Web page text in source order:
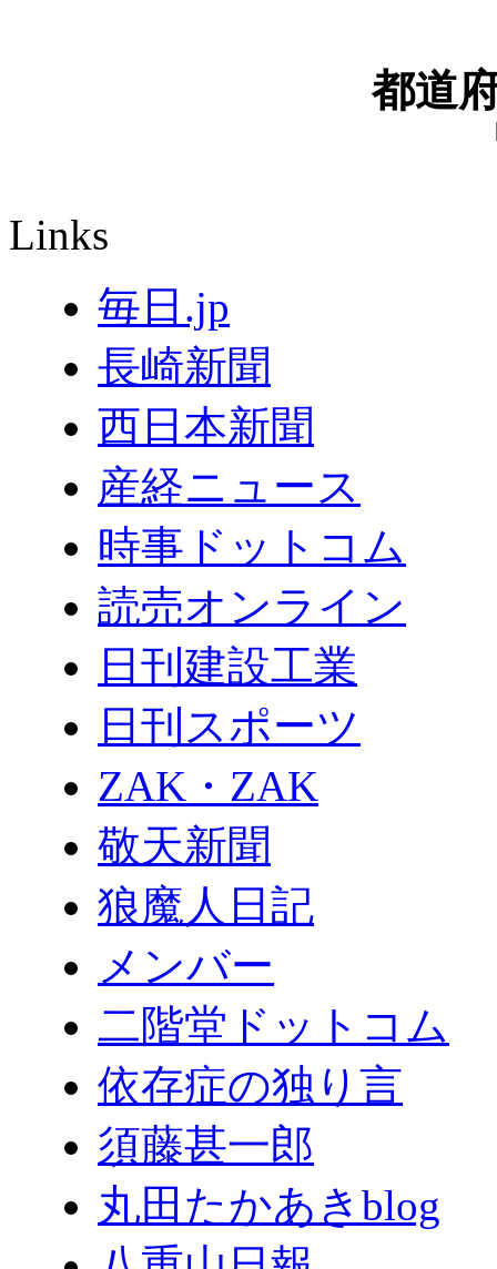
都道
Links
毎日.jp
長崎新聞
西日本新聞
産経ニュース
時事ドットコム
読売オンライン
日刊建設工業
日刊スポーツ
ZAK・ZAK
敬天新聞
狼魔人日記
メンバー
二階堂ドットコム
依存症の独り言
須藤甚一郎
丸田たかあきblog